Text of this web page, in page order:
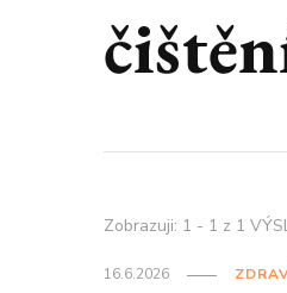
Zobrazuji: 1 - 1 z 1
16.6.2026